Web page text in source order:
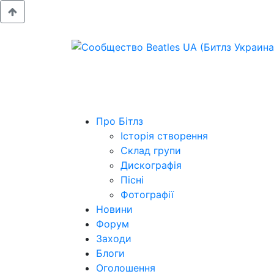
Про Бітлз
Історія створення
Склад групи
Дискографія
Пісні
Фотографії
Новини
Форум
Заходи
Блоги
Оголошення